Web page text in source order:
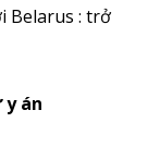
Belarus : trở
y án